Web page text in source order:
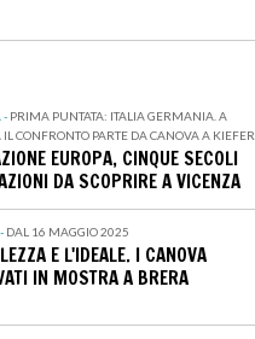
- PRIMA PUNTATA: ITALIA GERMANIA. A
CONFRONTO PARTE DA CANOVA A KIEFER
EUROPA, CINQUE SECOLI
DA SCOPRIRE A VICENZA
DAL 16 MAGGIO 2025
E L'IDEALE. I CANOVA
IN MOSTRA A BRERA